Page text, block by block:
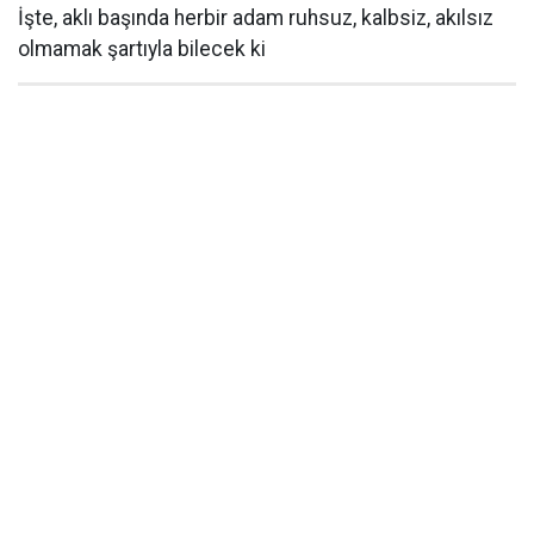
İşte, aklı başında herbir adam ruhsuz, kalbsiz, akılsız
olmamak şartıyla bilecek ki